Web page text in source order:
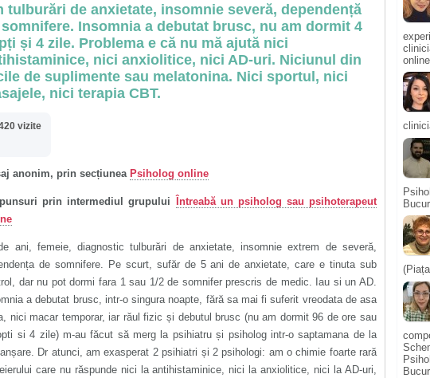
tulburări de anxietate, insomnie severă, dependență
Insomnia a debutat brusc, nu am dormit 4
și 4 zile. Problema e că nu mă ajută nici
nici anxiolitice, nici AD-uri. Niciunul din
de suplimente sau melatonina. Nici sportul, nici
nici terapia CBT.
vizite
anonim, prin secțiunea Psiholog online
prin intermediul grupului
Întreabă un psiholog sau psihoterapeut
ani, femeie, diagnostic tulburări de anxietate, insomnie extrem de severă,
de somnifere. Pe scurt, sufăr de 5 ani de anxietate, care e tinuta sub
dar nu pot dormi fara 1 sau 1/2 de somnifer prescris de medic. Iau si un AD.
a debutat brusc, intr-o singura noapte, fără sa mai fi suferit vreodata de asa
nici macar temporar, iar răul fizic și debutul brusc (nu am dormit 96 de ore sau
si 4 zile) m-au făcut să merg la psihiatru și psiholog intr-o saptamana de la
Dr atunci, am exasperat 2 psihiatri și 2 psihologi: am o chimie foarte rară
care nu răspunde nici la antihistaminice, nici la anxiolitice, nici la AD-uri,
online